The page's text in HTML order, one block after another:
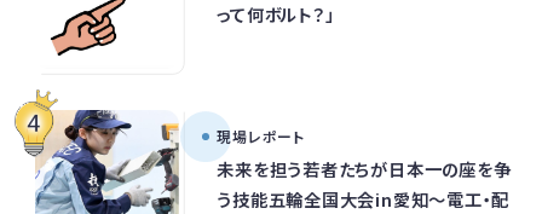
って何ボルト？」
現場レポート
未来を担う若者たちが日本一の座を争
う技能五輪全国大会in愛知～電工・配